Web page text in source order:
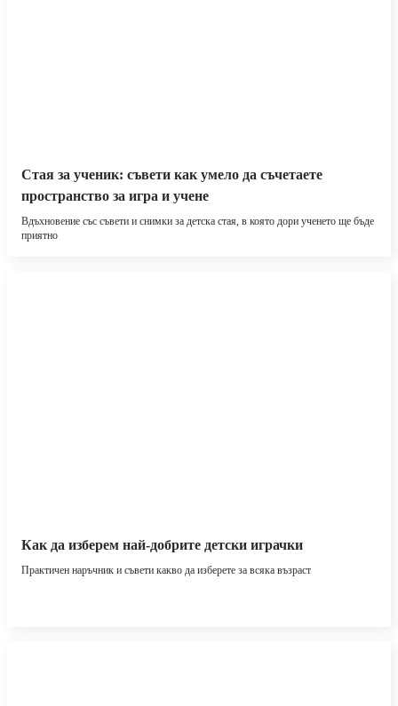
Стая за ученик: съвети как умело да съчетаете
пространство за игра и учене
Вдъхновение със съвети и снимки за детска стая, в която дори ученето ще бъде
приятно
Как да изберем най-добрите детски играчки
Практичен наръчник и съвети какво да изберете за всяка възраст